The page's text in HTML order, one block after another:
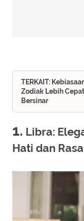
TERKAIT:
Zodiak Lebih
Bersinar
1. Libra:
Hati dan Rasa